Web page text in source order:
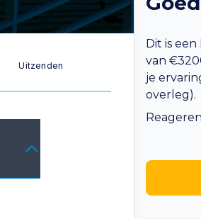
Uitzenden
Dit is
van
je
overleg).